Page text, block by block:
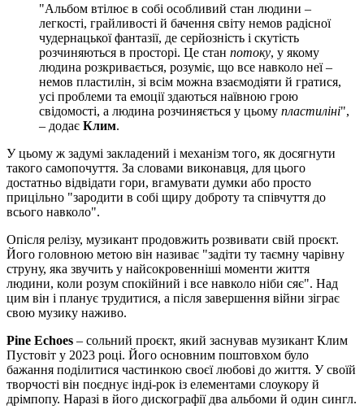
"Альбом втілює в собі особливий стан людини –
легкості, грайливості й бачення світу немов радісної
чудернацької фантазії, де серйозність і скутість
розчиняються в просторі. Це стан потоку, у якому
людина розкривається, розуміє, що все навколо неї –
немов пластилін, зі всім можна взаємодіяти й гратися,
усі проблеми та емоції здаються наївною грою
свідомості, а людина розчиняється у цьому пластиліні",
– додає Клим.
У цьому ж задумі закладений і механізм того, як досягнути
такого самопочуття. За словами виконавця, для цього
достатньо відвідати гори, вгамувати думки або просто
прицільно "зародити в собі щиру доброту та співчуття до
всього навколо".
Опісля релізу, музикант продовжить розвивати свій проєкт.
Його головною метою він називає "задіти ту таємну чарівну
струну, яка звучить у найсокровенніші моменти життя
людини, коли розум спокійний і все навколо ніби сяє". Над
цим він і планує трудитися, а після завершення війни зіграє
свою музику наживо.
Pine Echoes – сольний проєкт, який заснував музикант Клим
Пустовіт у 2023 році. Його основним поштовхом було
бажання поділитися частинкою своєї любові до життя. У своїй
творчості він поєднує інді-рок із елементами слоукору й
дрімпопу. Наразі в його дискографії два альбоми й один сингл.